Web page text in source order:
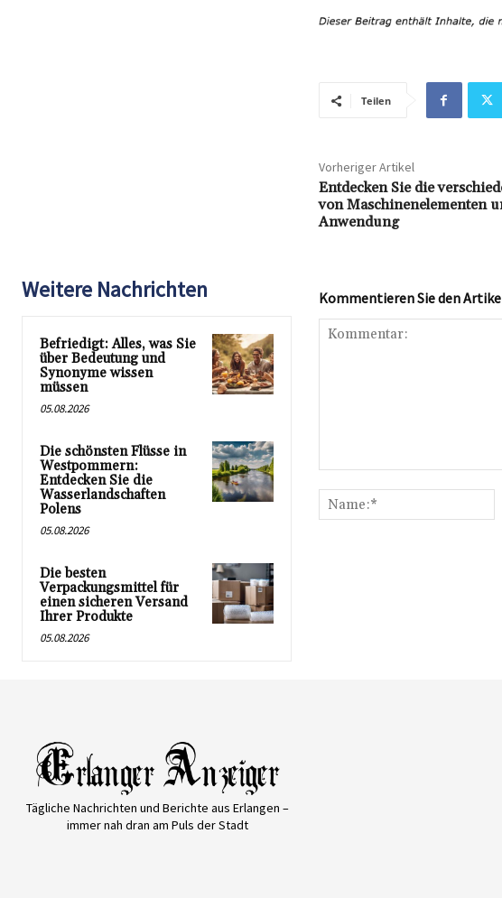
Teilen
Vorheriger Artikel
Entdecken Sie die
von Maschinenelementen
Anwendung
Weitere Nachrichten
Befriedigt: Alles, was Sie
über Bedeutung und
Synonyme wissen
müssen
05.08.2026
Die schönsten Flüsse in
Westpommern:
Entdecken Sie die
Wasserlandschaften
Polens
05.08.2026
Die besten
Verpackungsmittel für
einen sicheren Versand
Ihrer Produkte
05.08.2026
Kommentieren Sie den
Tägliche Nachrichten und Berichte aus Erlangen –
immer nah dran am Puls der Stadt